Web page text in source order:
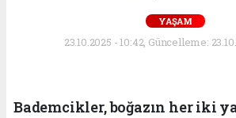
YAŞAM
23.10.2025 - 10:42, Güncelleme:
Bademcikler, boğazın her iki